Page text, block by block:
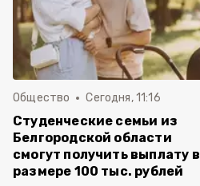
Общество Сегодня, 11:16
Студенческие семьи из
Белгородской области
смогут получить выплату в
размере 100 тыс. рублей